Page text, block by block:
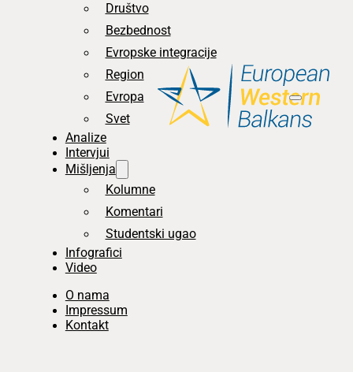
Društvo
Bezbednost
Evropske integracije
Region
Evropa
Svet
Analize
Intervjui
Mišljenja
Kolumne
Komentari
Studentski ugao
Infografici
Video
O nama
Impressum
Kontakt